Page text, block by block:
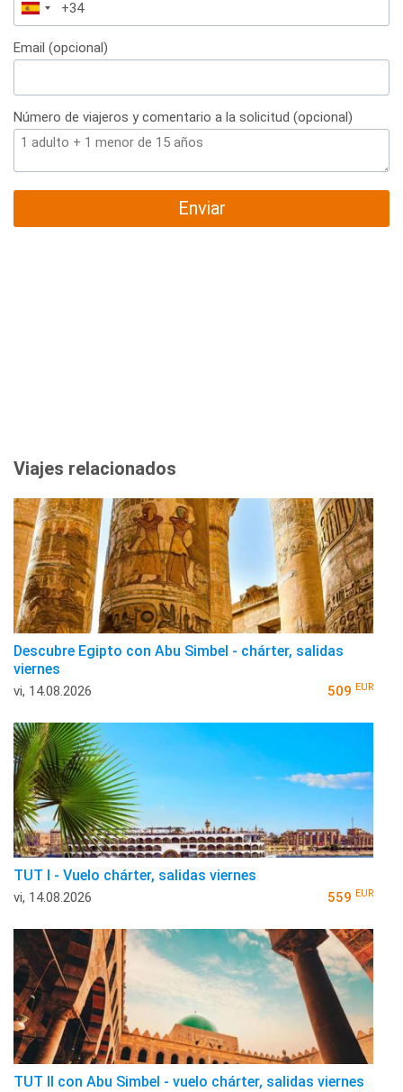
España
+34
Email (opcional)
Número de viajeros y comentario a la solicitud (opcional)
Enviar
Viajes relacionados
Descubre Egipto con Abu Simbel - chárter, salidas
viernes
vi, 14.08.2026 509 EUR
TUT I - Vuelo chárter, salidas viernes
vi, 14.08.2026 559 EUR
TUT II con Abu Simbel - vuelo chárter, salidas viernes